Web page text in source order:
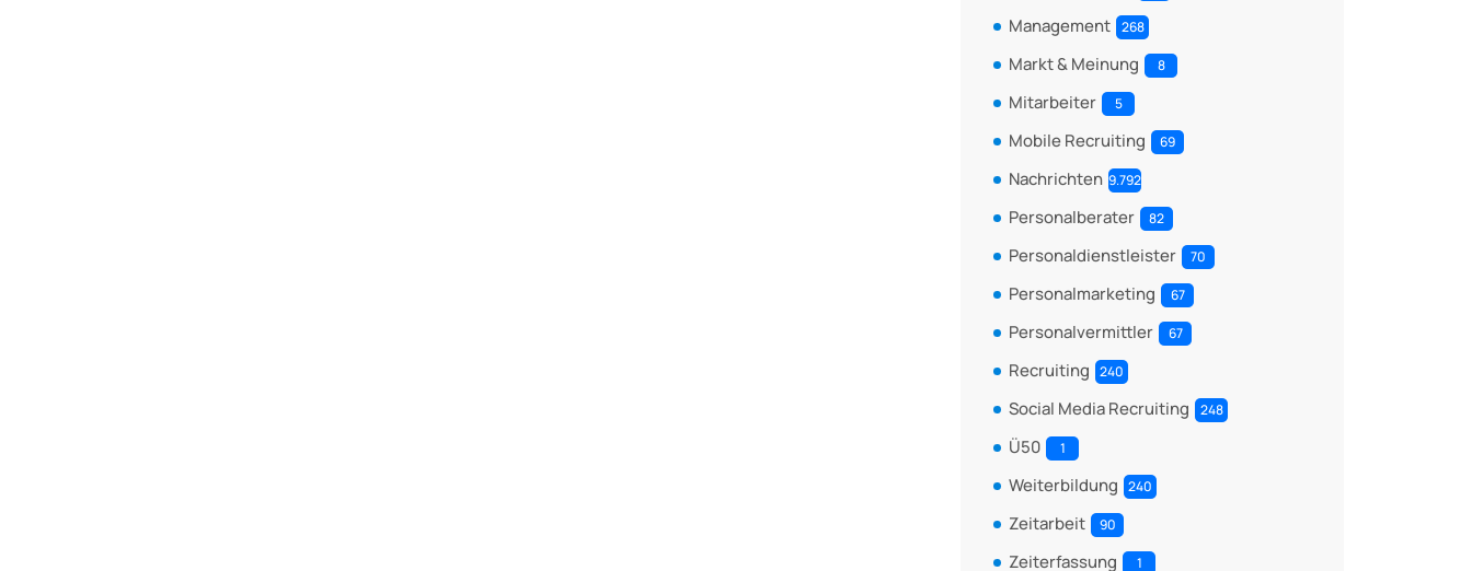
Management 268
Markt & Meinung 8
Mitarbeiter 5
Mobile Recruiting 69
Nachrichten 9.792
Personalberater 82
Personaldienstleister 70
Personalmarketing 67
Personalvermittler 67
Recruiting 240
Social Media Recruiting 248
Ü50 1
Weiterbildung 240
Zeitarbeit 90
Zeiterfassung 1